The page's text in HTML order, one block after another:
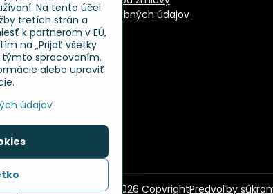
Ochrana osobných údajov
GPSR
© 2026 CopyrightPredvoľby
Na tento účel
tretích strán a
k partnerom v EÚ,
na „Prijať všetky
týmto spracovaním.
alebo upraviť
údajov